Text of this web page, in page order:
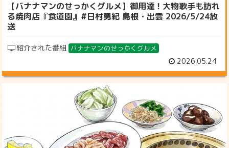
【バナナマンのせっかくグルメ】御用達！大物歌手も訪れ
る焼肉店『食道園』#日村勇紀 島根・出雲 2026/5/24放
送
紹介された番組 バナナマンのせっかくグルメ
2026.05.24